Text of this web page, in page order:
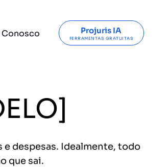
Conosco Projuris IA
FERRAMENTAS GRATUITAS
e despesas. Idealmente, todo
que sai.